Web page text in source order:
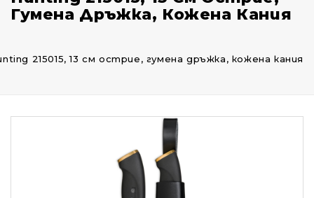
Гумена Дръжка, Кожена Кания
215015, 13 см острие, гумена дръжка, кожена кания